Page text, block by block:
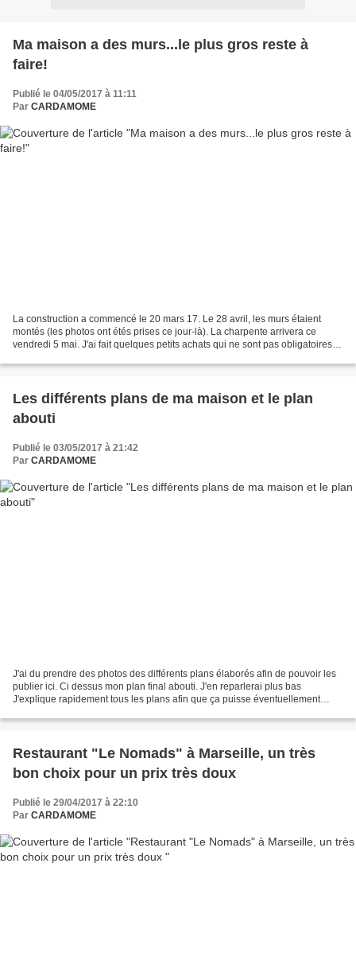
Ma maison a des murs...le plus gros reste à
faire!
Publié le 04/05/2017 à 11:11
Par CARDAMOME
La construction a commencé le 20 mars 17. Le 28 avril, les murs étaient
montés (les photos ont étés prises ce jour-là). La charpente arrivera ce
vendredi 5 mai. J'ai fait quelques petits achats qui ne sont pas obligatoires
Les différents plans de ma maison et le plan
abouti
Publié le 03/05/2017 à 21:42
Par CARDAMOME
J'ai du prendre des photos des différents plans élaborés afin de pouvoir les
publier ici. Ci dessus mon plan final abouti. J'en reparlerai plus bas
J'explique rapidement tous les plans afin que ça puisse éventuellement
Restaurant "Le Nomads" à Marseille, un très
bon choix pour un prix très doux
Publié le 29/04/2017 à 22:10
Par CARDAMOME